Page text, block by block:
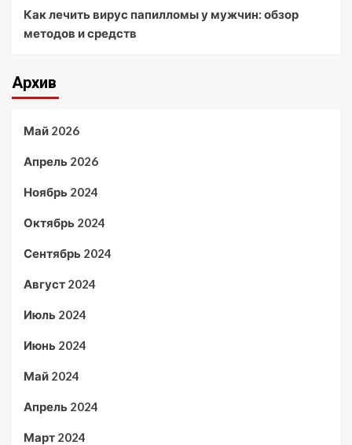
Как лечить вирус папилломы у мужчин: обзор
методов и средств
Архив
Май 2026
Апрель 2026
Ноябрь 2024
Октябрь 2024
Сентябрь 2024
Август 2024
Июль 2024
Июнь 2024
Май 2024
Апрель 2024
Март 2024